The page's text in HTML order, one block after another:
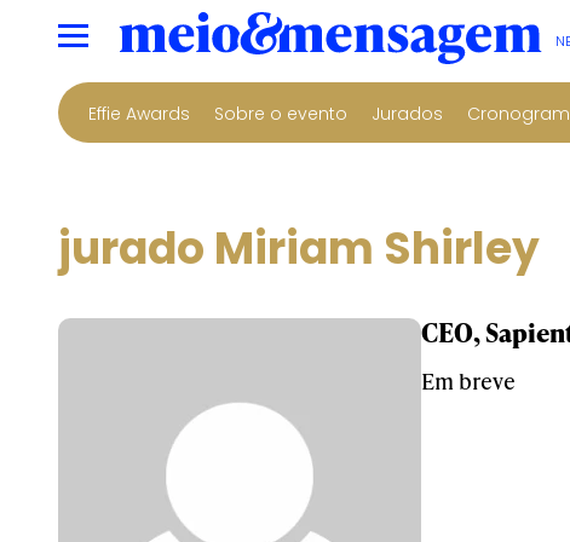
Effie Awards Sobre o evento Jurados
jurado Miriam Shirley
CEO,
Em breve